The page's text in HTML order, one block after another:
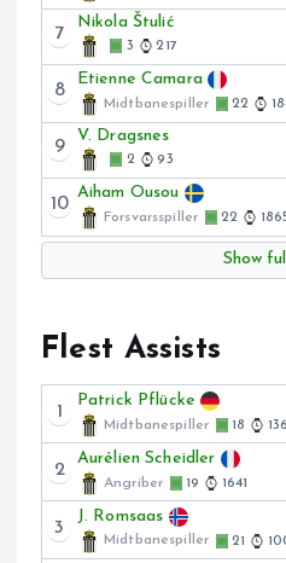
7
Nikola Štulić
3 217
8
Etienne Camara
Midtbanespiller 22
9
V. Dragsnes
2 93
10
Aiham Ousou
Forsvarsspiller 22
Show
Flest Assists
1
Patrick Pflücke
Midtbanespiller 18
2
Aurélien Scheidler
Angriber 19 1641
3
J. Romsaas
Midtbanespiller 21